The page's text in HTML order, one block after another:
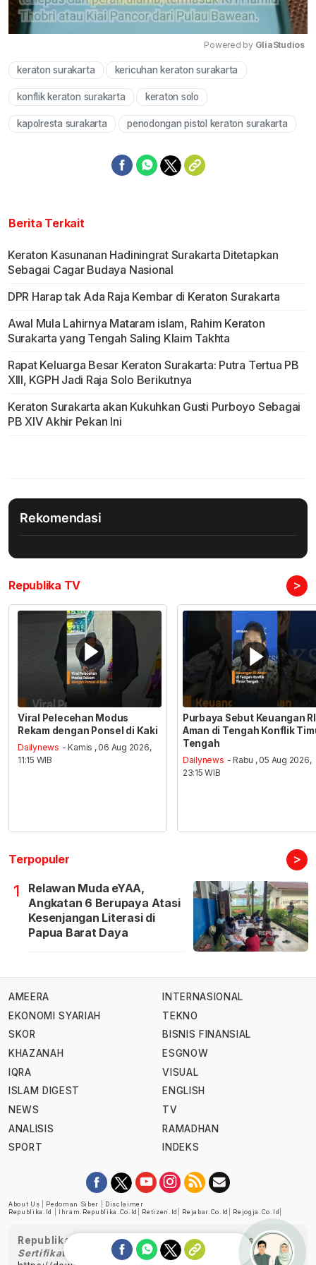
Powered by GliaStudios
keraton surakarta kericuhan keraton surakarta
konflik keraton surakarta keraton solo
kapolresta surakarta penodongan pistol keraton surakarta
Berita Terkait
Keraton Kasunanan Hadiningrat Surakarta Ditetapkan
Sebagai Cagar Budaya Nasional
DPR Harap tak Ada Raja Kembar di Keraton Surakarta
Awal Mula Lahirnya Mataram islam, Rahim Keraton
Surakarta yang Tengah Saling Klaim Takhta
Rapat Keluarga Besar Keraton Surakarta: Putra Tertua PB
XIII, KGPH Jadi Raja Solo Berikutnya
Keraton Surakarta akan Kukuhkan Gusti Purboyo Sebagai
PB XIV Akhir Pekan Ini
Rekomendasi
Republika TV >
Viral Pelecehan Modus
Rekam dengan Ponsel di Kaki
Dailynews - Kamis , 06 Aug 2026,
11:15 WIB
Purbaya Sebut Keuangan RI
Aman di Tengah Konflik
Tengah
Dailynews - Rabu , 05 Aug 2026,
23:15 WIB
Terpopuler >
1
Relawan Muda eYAA,
Angkatan 6 Berupaya Atasi
Kesenjangan Literasi di
Papua Barat Daya
AMEERA
EKONOMI SYARIAH
SKOR
KHAZANAH
IQRA
ISLAM DIGEST
NEWS
ANALISIS
SPORT
INTERNASIONAL
TEKNO
BISNIS FINANSIAL
ESGNOW
VISUAL
ENGLISH
TV
RAMADHAN
INDEKS
About Us Pedoman Siber
Disclaimer
Republika.id
Ihram.republika.co.id Retizen.id Rejabar.co.id Rejogja.co.id
Republika telah diverifikasi oleh Dewan Pers
Sertifikat Nomor 1058/DP-Verifikasi/K/XII/2022